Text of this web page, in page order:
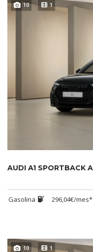
10 1
Gasolina 296,04€/mes*
10 1